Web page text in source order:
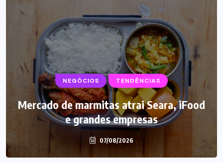
NEGÓCIOS TENDÊNCIAS
Mercado de marmitas atrai Seara, iFood
e grandes empresas
07/08/2026